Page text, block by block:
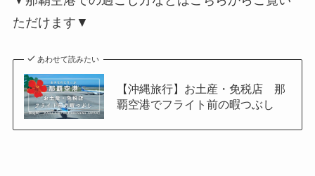
ただけます▼
あわせて読みたい
【沖縄旅行】お土産・免税店 那
覇空港でフライト前の暇つぶし